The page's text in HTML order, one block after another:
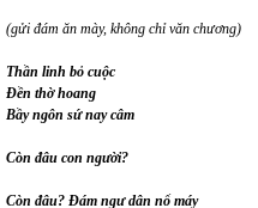
(gửi đám ăn mày, không chỉ văn chương)
Thần linh bỏ cuộc
Đền thờ hoang
Bầy ngôn sứ nay câm
Còn đâu con người?
Còn đâu? Đám ngư dân nổ máy